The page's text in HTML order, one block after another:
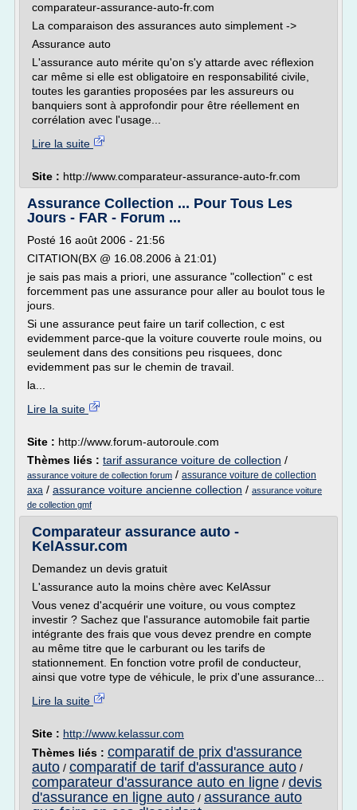
comparateur-assurance-auto-fr.com
La comparaison des assurances auto simplement ->
Assurance auto
L'assurance auto mérite qu'on s'y attarde avec réflexion
car même si elle est obligatoire en responsabilité civile,
toutes les garanties proposées par les assureurs ou
banquiers sont à approfondir pour être réellement en
corrélation avec l'usage...
Lire la suite
Site : http://www.comparateur-assurance-auto-fr.com
Assurance Collection ... Pour Tous Les
Jours - FAR - Forum ...
Posté 16 août 2006 - 21:56
CITATION(BX @ 16.08.2006 à 21:01)
je sais pas mais a priori, une assurance "collection" c est
forcemment pas une assurance pour aller au boulot tous le
jours.
Si une assurance peut faire un tarif collection, c est
evidemment parce-que la voiture couverte roule moins, ou
seulement dans des consitions peu risquees, donc
evidemment pas sur le chemin de travail.
la...
Lire la suite
Site : http://www.forum-autoroule.com
Thèmes liés : tarif assurance voiture de collection /
assurance voiture de collection forum / assurance voiture de collection
axa / assurance voiture ancienne collection / assurance voiture
de collection gmf
Comparateur assurance auto -
KelAssur.com
Demandez un devis gratuit
L'assurance auto la moins chère avec KelAssur
Vous venez d'acquérir une voiture, ou vous comptez
investir ? Sachez que l'assurance automobile fait partie
intégrante des frais que vous devez prendre en compte
au même titre que le carburant ou les tarifs de
stationnement. En fonction votre profil de conducteur,
ainsi que votre type de véhicule, le prix d'une assurance...
Lire la suite
Site : http://www.kelassur.com
Thèmes liés : comparatif de prix d'assurance
auto / comparatif de tarif d'assurance auto /
comparateur d'assurance auto en ligne / devis
d'assurance en ligne auto / assurance auto